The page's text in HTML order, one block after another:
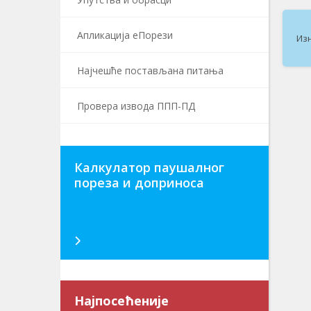
Апликација еПорези
Најчешће постављана питања
Провера извода ППП-ПД
Калкулатор паушалног
пореза и доприноса
Најпосећеније